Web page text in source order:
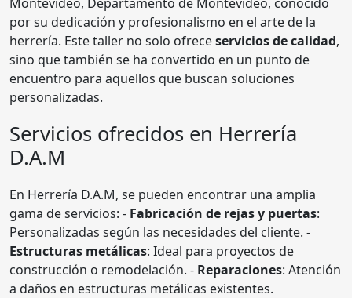
por su dedicación y profesionalismo en el arte de la
herrería. Este taller no solo ofreceservicios de calidad,
sino que también se ha convertido en un punto de
encuentro para aquellos que buscan soluciones
personalizadas.
Servicios ofrecidos en Herrería
D.A.M
En Herrería D.A.M, se pueden encontrar una amplia
gama de servicios: - Fabricación de rejas y puertas:
Personalizadas según las necesidades del cliente. -
Estructuras metálicas: Ideal para proyectos de
construcción o remodelación. - Reparaciones: Atención
a daños en estructuras metálicas existentes.